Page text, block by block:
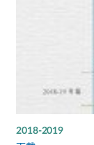
2018-2019